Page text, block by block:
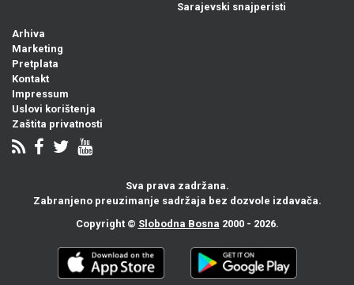
Sarajevski snajperisti
Arhiva
Marketing
Pretplata
Kontakt
Impressum
Uslovi korištenja
Zaštita privatnosti
Sva prava zadržana.
Zabranjeno preuzimanje sadržaja bez dozvole izdavača.
Copyright © Slobodna Bosna 2000 - 2026.